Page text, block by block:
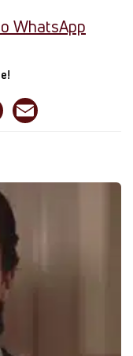
WhatsApp